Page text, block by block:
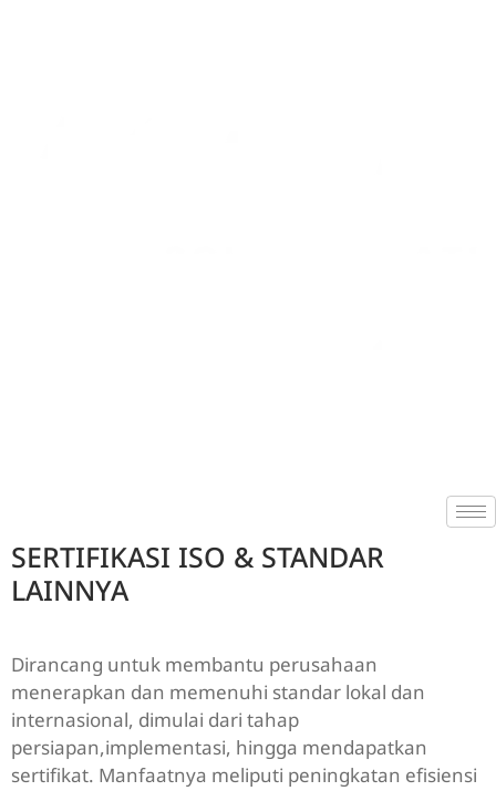
SERTIFIKASI ISO & STANDAR
LAINNYA
Dirancang untuk membantu perusahaan
menerapkan dan memenuhi standar lokal dan
internasional, dimulai dari tahap
persiapan,implementasi, hingga mendapatkan
sertifikat. Manfaatnya meliputi peningkatan efisiensi